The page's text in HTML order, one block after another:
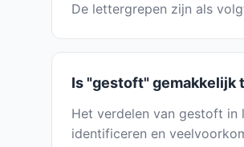
De lettergrepen zijn als
Is "gestoft" gemakkelijk
Het verdelen van gestoft in
identificeren en